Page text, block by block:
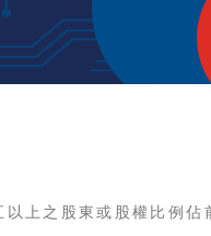
上之股東或股權比例